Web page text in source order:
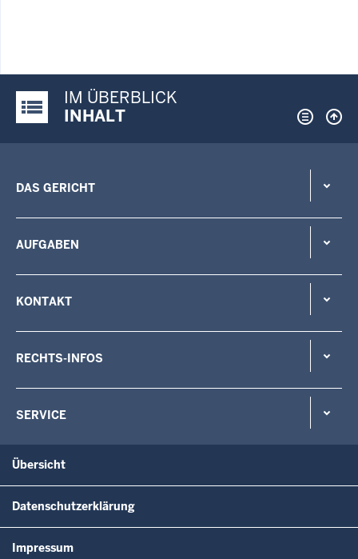
Justiz-Portal im Überblick:
IM ÜBERBLICK
INHALT
DAS GERICHT
AUFGABEN
KONTAKT
RECHTS-INFOS
SERVICE
Übersicht
Datenschutzerklärung
Impressum